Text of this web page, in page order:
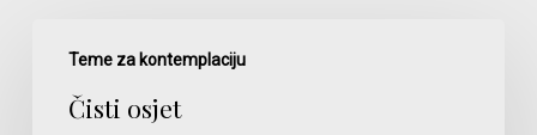
Teme za kontemplaciju
osjet
Čisti osjet